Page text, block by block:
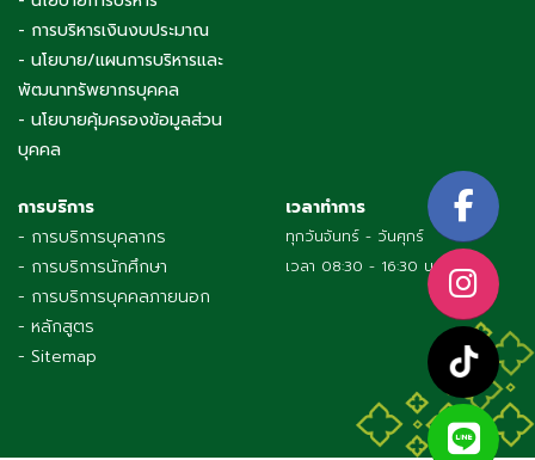
- การบริหารเงินงบประมาณ
- นโยบาย/แผนการบริหารและ
พัฒนาทรัพยากรบุคคล
- นโยบายคุ้มครองข้อมูลส่วน
บุคคล
การบริการ
- การบริการบุคลากร
- การบริการนักศึกษา
- การบริการบุคคลภายนอก
- หลักสูตร
- Sitemap
เวลาทำการ
ทุกวันจันทร์ - วันศุกร์
เวลา 08:30 - 16:30 น.